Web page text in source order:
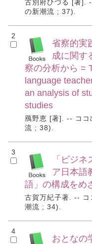
古別府ひづる [著].
の新潮流 ; 37).
2
省察的実
成に関す
察の分析から =
language
an analysis of
studies
鴈野恵 [著]. -- コ
流 ; 38).
3
「ビジ
ア日本語
語」の構成をめ
古賀万紀子著. --
潮流 ; 34).
4
おとなの